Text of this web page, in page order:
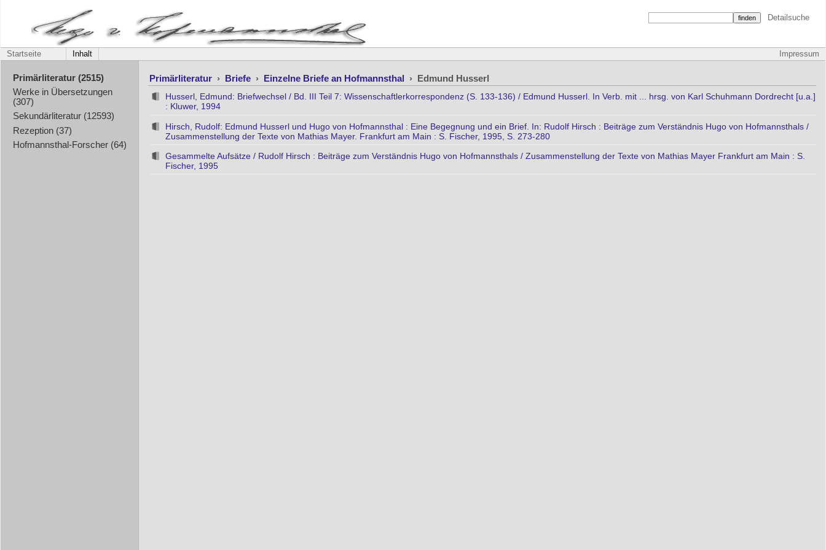
Detailsuche
Impressum
Startseite Inhalt
Primärliteratur (2515)
Werke in Übersetzungen
(307)
Sekundärliteratur (12593)
Rezeption (37)
Hofmannsthal-Forscher (64)
Primärliteratur › Briefe › Einzelne Briefe an Hofmannsthal › Edmund Husserl
Husserl, Edmund: Briefwechsel / Bd. III Teil 7: Wissenschaftlerkorrespondenz (S. 133-136) / Edmund Husserl. In Verb. mit ... hrsg. von Karl Schuhmann Dordrecht [u.a.]
: Kluwer, 1994
Hirsch, Rudolf: Edmund Husserl und Hugo von Hofmannsthal : Eine Begegnung und ein Brief. In: Rudolf Hirsch : Beiträge zum Verständnis Hugo von Hofmannsthals /
Zusammenstellung der Texte von Mathias Mayer. Frankfurt am Main : S. Fischer, 1995, S. 273-280
Gesammelte Aufsätze / Rudolf Hirsch : Beiträge zum Verständnis Hugo von Hofmannsthals / Zusammenstellung der Texte von Mathias Mayer Frankfurt am Main : S.
Fischer, 1995